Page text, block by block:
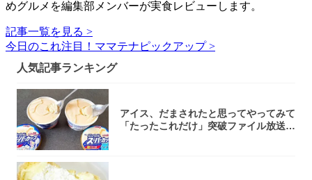
めグルメを編集部メンバーが実食レビューします。
記事一覧を見る >
今日のこれ注目！ママテナピックアップ >
人気記事ランキング
アイス、だまされたと思ってやってみて
「たったこれだけ」突破ファイル放送で